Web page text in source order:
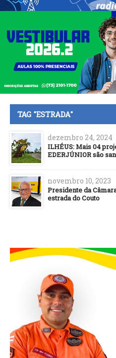
TAG "ESTRADA"
dezembro 24, 2024
ILHÉUS: Mais 04
EDERJÚNIOR são
novembro 10, 2023
Presidente da
estrada do Couto